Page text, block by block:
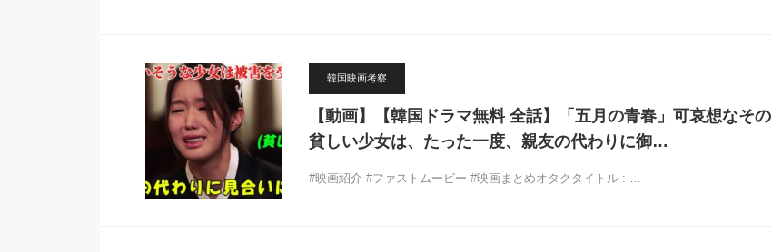
韓国映画考察
【動画】【韓国ドラマ無料 全話】「五月の青春」可哀想なその
貧しい少女は、たった一度、親友の代わりに御…
#映画紹介 #ファストムービー #映画まとめオタクタイトル : …